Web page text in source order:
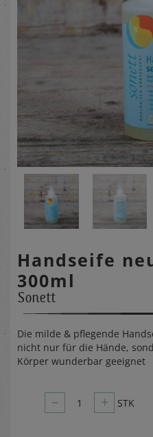
Handseife
300ml
Sonett
Die milde & pflegende
nicht nur für die Hände,
Körper wunderbar geeignet
– 1 + STK